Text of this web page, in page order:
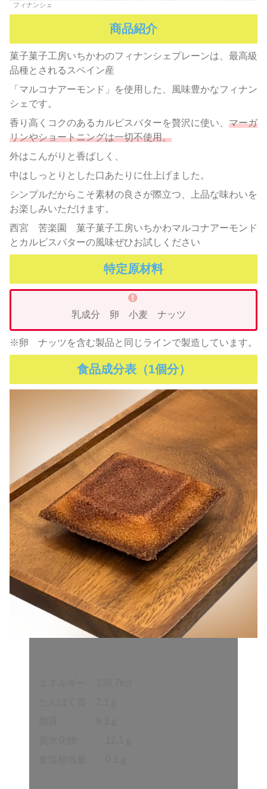
フィナンシェ
商品紹介
菓子菓子工房いちかわのフィナンシェプレーンは、最高級
品種とされるスペイン産
「マルコナアーモンド」を使用した、風味豊かなフィナン
シェです。
香り高くコクのあるカルピスバターを贅沢に使い、 マーガ
リンやショートニングは一切不使用。
外はこんがりと香ばしく、
中はしっとりとした口あたりに仕上げました。
シンプルだからこそ素材の良さが際立つ、上品な味わいを
お楽しみいただけます。
西宮 苦楽園 菓子菓子工房いちかわマルコナアーモンド
とカルピスバターの風味ぜひお試しください
特定原材料
乳成分 卵 小麦 ナッツ
※卵 ナッツを含む製品と同じラインで製造しています。
食品成分表（1個分）